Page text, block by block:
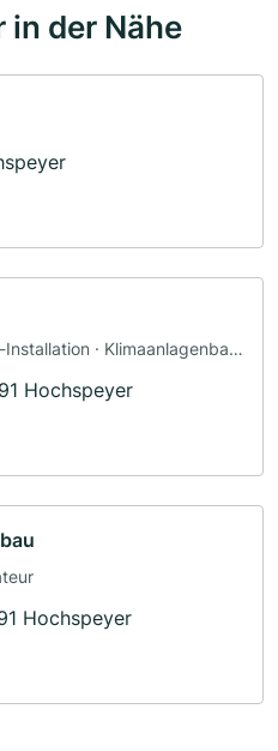
der Nähe
· Klimaanlagenbau
Hochspeyer
Hochspeyer